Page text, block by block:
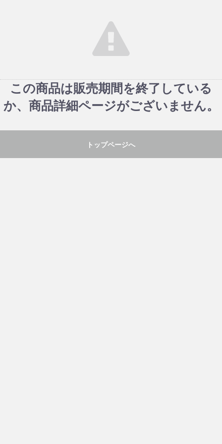
この商品は販売期間を終了している
か、商品詳細ページがございません。
トップページへ